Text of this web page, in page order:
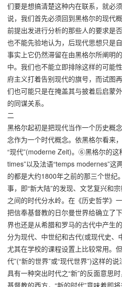
们要是想搞清楚这种内在联系，就必
说，我们首先必须回到黑格尔的现代
前提出发进行分析的那些人的要求是
也不能先验地认为，后现代思想只是
事实上它仍然滞留在由黑格尔所阐明
中。我们也不能立即排除这样的可能
府主义打着告别现代的旗号，而试图
们也可能只是在掩盖其与披着后启蒙
的同谋关系。
二
黑格尔起初是把现代当作一个历史概
念作为一个时代概念。依黑格尔看来
“现代”(moderne Zeit)。⑥黑格尔的
times”以及法语“temps modernes”这
的都是大约1800年之前的那三个世纪
事，即“新大陆”的发现、文艺复兴和
之间的时代分水岭。在《历史哲学》
把信奉基督教的日尔曼世界给确立了
界也还是从希腊和罗马的古代中产生
分为现代、中世纪和古代(或现代史、
尤其在学校的课程设置上比较常用。
代”(“新的世界”或“现代世界”)这样的
具有一种突出时代之“新”的反面意思
基督教的西方，“新的时代”意味着即